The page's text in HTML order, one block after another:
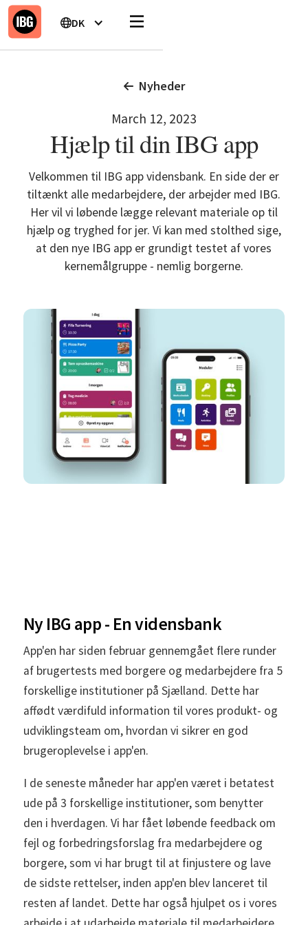
DK
Nyheder
March 12, 2023
Hjælp til din IBG app
Velkommen til IBG app vidensbank. En side der er
tiltænkt alle medarbejdere, der arbejder med IBG.
Her vil vi løbende lægge relevant materiale op til
hjælp og tryghed for jer. Vi kan med stolthed sige,
at den nye IBG app er grundigt testet af vores
kernemålgruppe - nemlig borgerne.
Ny IBG app - En vidensbank
App'en har siden februar gennemgået flere runder
af brugertests med borgere og medarbejdere fra 5
forskellige institutioner på Sjælland. Dette har
affødt værdifuld information til vores produkt- og
udviklingsteam om, hvordan vi sikrer en god
brugeroplevelse i app'en.
I de seneste måneder har app'en været i betatest
ude på 3 forskellige institutioner, som benytter
den i hverdagen. Vi har fået løbende feedback om
fejl og forbedringsforslag fra medarbejdere og
borgere, som vi har brugt til at finjustere og lave
de sidste rettelser, inden app'en blev lanceret til
resten af landet. Dette har også hjulpet os i vores